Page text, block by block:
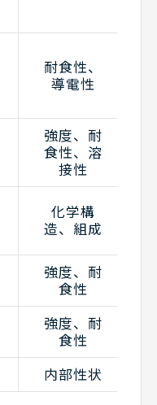
耐食性、
導電性
強度、耐
食性、溶
接性
化学構
造、組成
強度、耐
食性
強度、耐
食性
内部性状